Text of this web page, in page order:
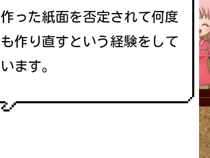
作った紙面を否定されて何度
も作り直すという経験をして
います。